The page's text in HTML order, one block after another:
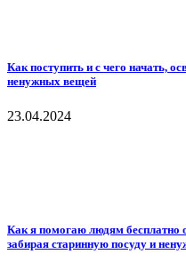
Как поступить и с чего начать,
ненужных вещей
23.04.2024
Как я помогаю людям бесплатно
забирая старинную посуду и